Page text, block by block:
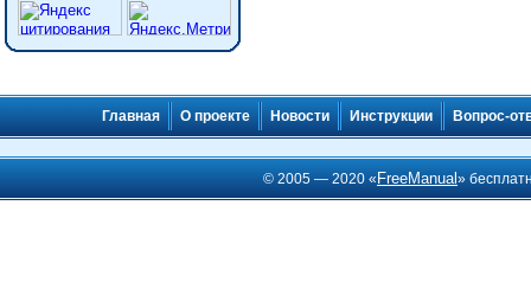
Главная О проекте Новости Инструкции Вопрос-
© 2005 — 2020 « FreeManual»